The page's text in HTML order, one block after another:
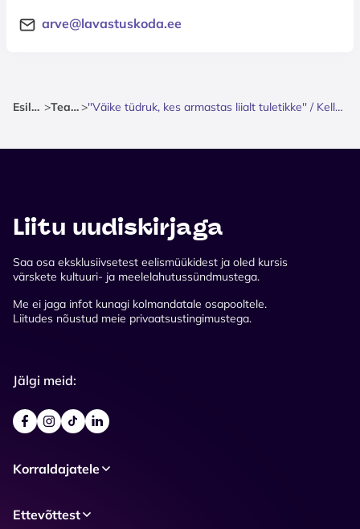
arve@lavastuskoda.ee
Esileht > Teater > ''Väike tüdruk, kes armastas liialt tuletikke'' / Kellerteater
Liitu uudiskirjaga
Saa osa eksklusiivsetest eelismüükidest ja oled kursis
värskete kultuuri- ja meelelahutussündmustega.
Me ei jaga infot kunagi kolmandatale osapooltele.
Liitudes nõustud meie privaatsustingimustega.
Jälgi meid:
Korraldajatele
Ettevõttest